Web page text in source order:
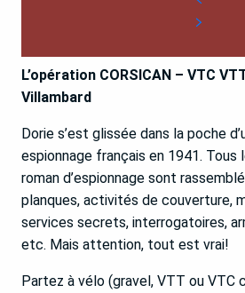
L’opération CORSICAN – VTC
Villambard
Dorie s’est glissée dans la poche
espionnage français en 1941. Tous
roman d’espionnage sont
planques, activités de couverture,
services secrets, interrogatoires,
etc. Mais attention, tout est vrai!
Partez à vélo (gravel, VTT ou VTC